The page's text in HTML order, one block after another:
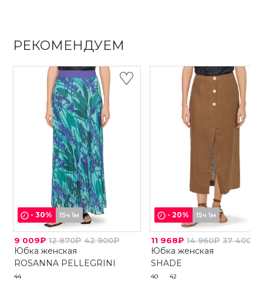
РЕКОМЕНДУЕМ
-30% 15ч 1м
9 009₽ 12 870₽ 42 900₽
Юбка женская
ROSANNA PELLEGRINI
44
-20% 15ч 1м
11 968₽ 14 960₽ 37 400₽
Юбка женская
SHADE
40 42